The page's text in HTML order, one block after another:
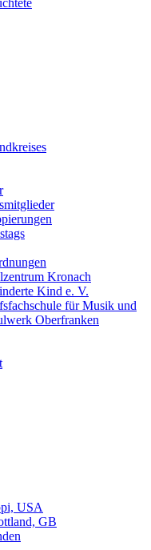
Kronach
Kind e. V.
für Musik und
Oberfranken
USA
GB